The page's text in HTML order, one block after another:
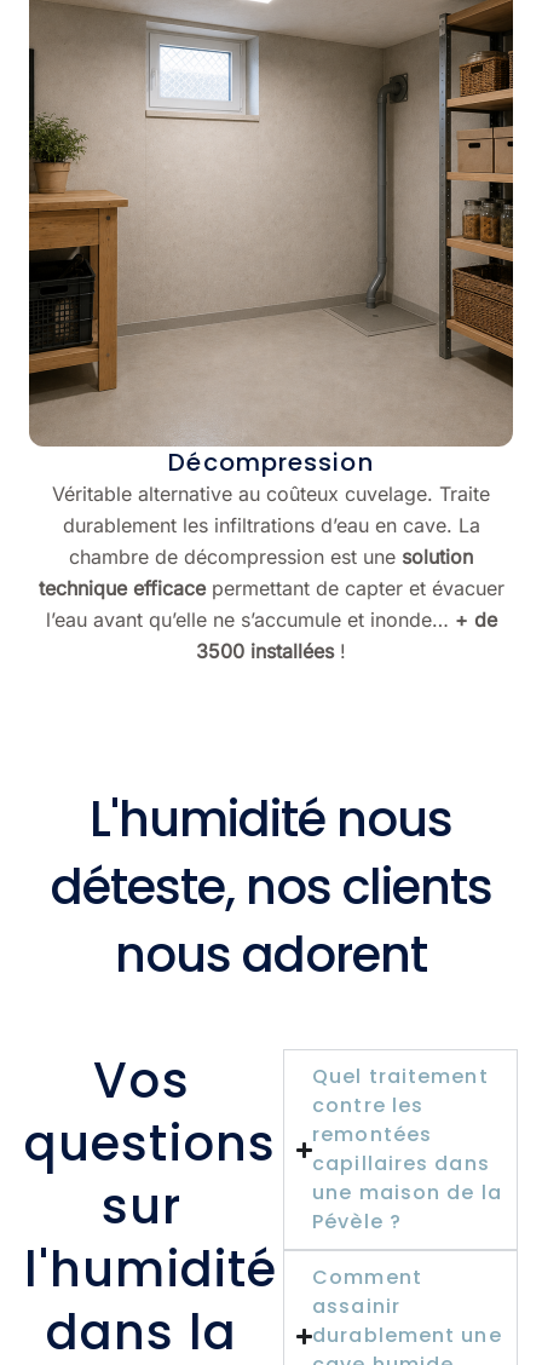
Décompression
Véritable alternative au coûteux cuvelage. Traite
durablement les infiltrations d’eau en cave. La
chambre de décompression est une solution
technique efficacepermettant de capter et évacuer
l’eau avant qu’elle ne s’accumule et inonde… + de
3500 installées!
L'humidité nous
déteste, nos clients
nous adorent
Vos
questions
sur
l'humidité
dans la
Quel traitement
contre les
remontées
capillaires dans
une maison de la
Pévèle ?
Comment
assainir
durablement une